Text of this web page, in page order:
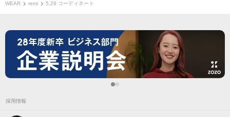
WEAR remi 5.29 コーディネート
採用情報